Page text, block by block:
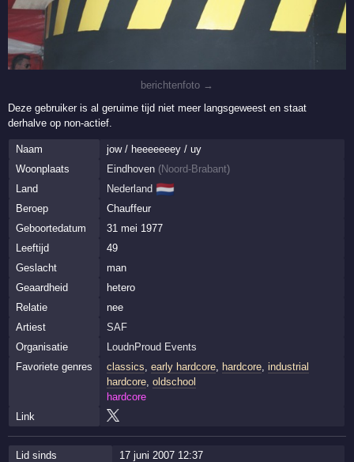
berichtenfoto →
Deze gebruiker is al geruime tijd niet meer langsgeweest en staat
derhalve op non-actief.
Naam
jow / heeeeeeey / uy
Woonplaats
Eindhoven (Noord-Brabant)
Land
Nederland 🇳🇱
Beroep
Chauffeur
Geboortedatum
31 mei 1977
Leeftijd
49
Geslacht
man
Geaardheid
hetero
Relatie
nee
Artiest
SAF
Organisatie
LoudnProud Events
Favoriete genres
classics, early hardcore, hardcore, industrial
hardcore, oldschool
hardcore
Link
Lid sinds
17 juni 2007 12:37